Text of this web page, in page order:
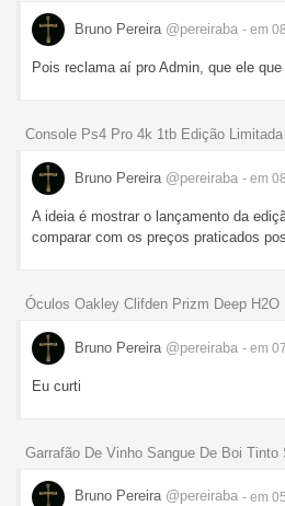
Bruno Pereira @pereiraba - em
Pois reclama aí pro Admin, que ele
Console Ps4 Pro 4k 1tb Edição
Bruno Pereira @pereiraba - em
A ideia é mostrar o lançamento da
comparar com os preços praticados
Óculos Oakley Clifden Prizm Deep H2O
Bruno Pereira @pereiraba - em
Eu curti
Garrafão De Vinho Sangue De Boi Tinto
Bruno Pereira @pereiraba - em